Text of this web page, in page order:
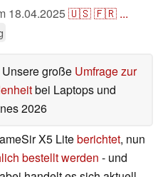
18.04.2025🇺🇸🇫🇷 ...
Unsere große Umfrage zur
bei Laptops und
2026
X5 Liteberichtet, nun
bestellt werden - und